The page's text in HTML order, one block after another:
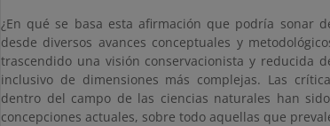
¿En qué se basa esta afirmación que podría sonar
desde diversos avances conceptuales y
trascendido una visión conservacionista y reducida
inclusivo de dimensiones más complejas. Las
dentro del campo de las ciencias naturales han
concepciones actuales, sobre todo aquellas que